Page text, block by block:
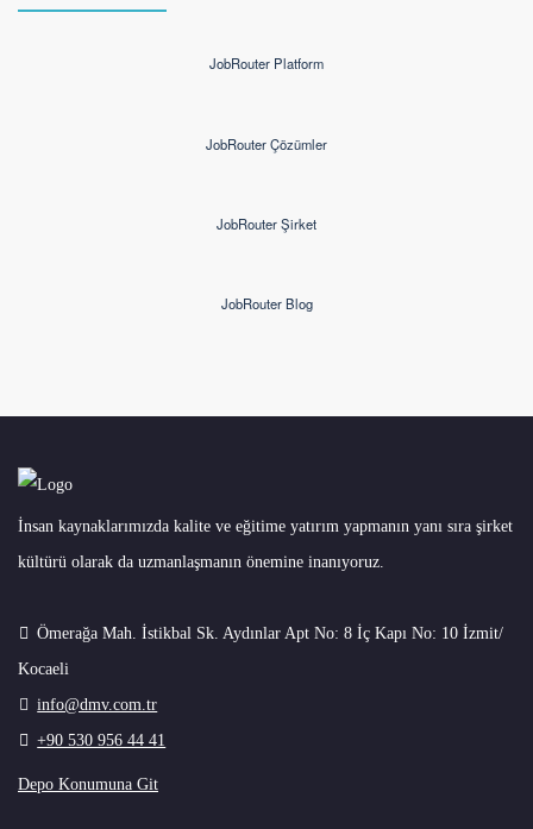
JobRouter Platform
JobRouter Çözümler
JobRouter Şirket
JobRouter Blog
İnsan kaynaklarımızda kalite ve eğitime yatırım yapmanın yanı sıra şirket
kültürü olarak da uzmanlaşmanın önemine inanıyoruz.
Ömerağa Mah. İstikbal Sk. Aydınlar Apt No: 8 İç Kapı No: 10 İzmit/
Kocaeli
info@dmv.com.tr
+90 530 956 44 41
Depo Konumuna Git